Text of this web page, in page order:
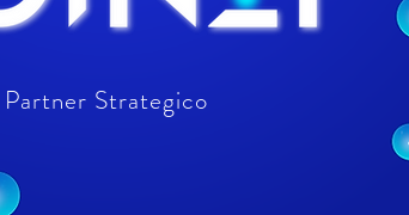
Partner Strategico